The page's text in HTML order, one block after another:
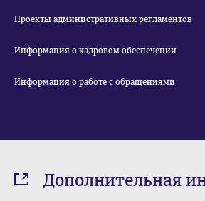
Проекты административных регламентов
Информация о кадровом обеспечении
Информация о работе с обращениями
Дополнительная